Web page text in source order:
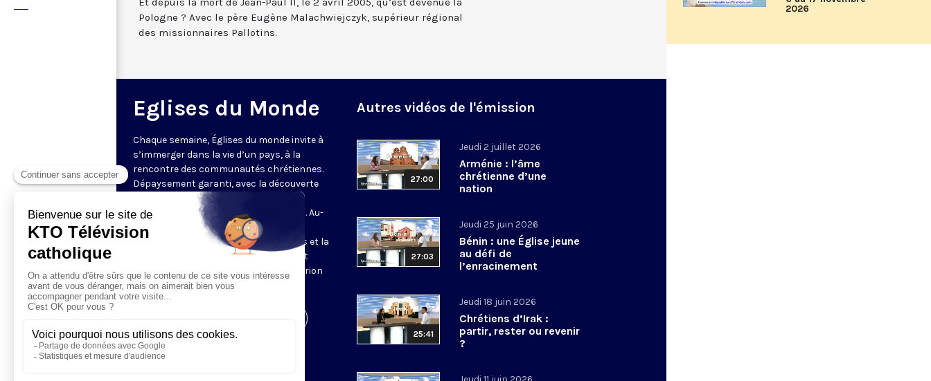
Pologne ? Avec le père Eugène Malachwiejczyk, supérieur régional
des missionnaires Pallotins.
Eglises du Monde
Chaque semaine, Églises du monde invite à
s’immerger dans la vie d’un pays, à la
rencontre des communautés chrétiennes.
Dépaysement garanti, avec la découverte
des spécificités et du rayonnement de
l’Église catholique ou de ses difficultés. Au-
delà de l’actualité, il s’agit aussi de
comprendre les grands enjeux du pays et la
contribution que les chrétiens peuvent
apporter à la société. Présenté par Marion
Fontenille chaque jeudi à 21h45.
Autres vidéos de l'émission
27:00
Jeudi 2 juillet 2026
Arménie : l’âme
chrétienne d’une
nation
27:03
Jeudi 25 juin 2026
Bénin : une Église jeune
au défi de
l’enracinement
25:41
Jeudi 18 juin 2026
Chrétiens d’Irak :
partir, rester ou revenir
?
2026